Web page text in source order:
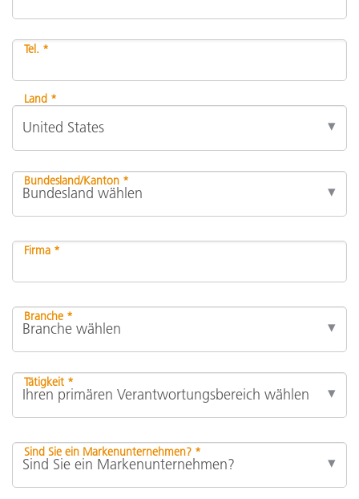
Tel. *
Land *
Bundesland/Kanton *
Firma *
Branche *
Tätigkeit *
Sind Sie ein Markenunternehmen? *